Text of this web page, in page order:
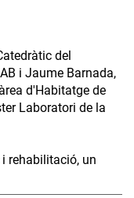
del
i Jaume Barnada,
d'Habitatge de
Laboratori de la
rehabilitació, un